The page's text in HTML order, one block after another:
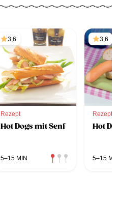
3,6
Rezept
Hot Dogs mit Senf
5–15 MIN
3,6
Rezept
Hot
5–15 MIN